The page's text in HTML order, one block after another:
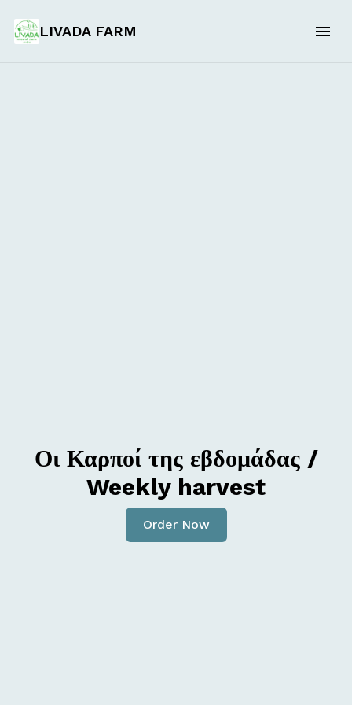
LIVADA FARM
Οι Καρποί της εβδομάδας /
Weekly harvest
Order Now